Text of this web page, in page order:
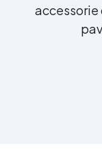
accessorie